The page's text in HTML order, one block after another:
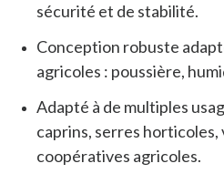
sécurité et de stabilité.
Conception robuste
agricoles : poussière,
Adapté à de multiples
caprins, serres
coopératives agricoles.